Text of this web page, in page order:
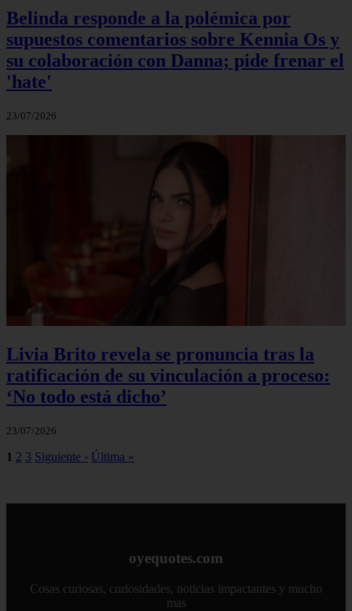
Belinda responde a la polémica por
supuestos comentarios sobre Kennia Os y
su colaboración con Danna; pide frenar el
'hate'
23/07/2026
Livia Brito revela se pronuncia tras la
ratificación de su vinculación a proceso:
‘No todo está dicho’
23/07/2026
1 2 3 Siguiente › Última »
oyequotes.com
Cosas curiosas, curiosidades, noticias impactantes y mucho
mas